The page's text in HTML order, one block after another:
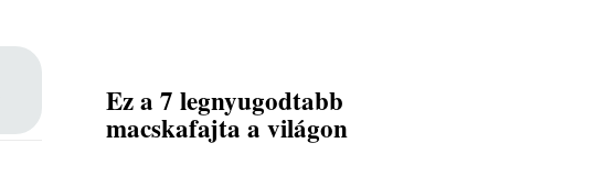
Ez a 7 legnyugodtabb
macskafajta a világon